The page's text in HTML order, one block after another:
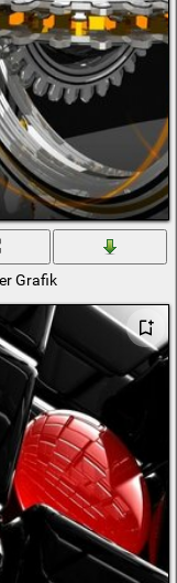
Größen
Grafik